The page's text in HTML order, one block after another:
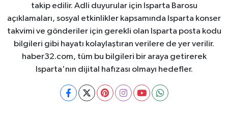
takip edilir. Adli duyurular için Isparta Barosu
açıklamaları, sosyal etkinlikler kapsamında Isparta konser
takvimi ve gönderiler için gerekli olan Isparta posta kodu
bilgileri gibi hayatı kolaylaştıran verilere de yer verilir.
haber32.com, tüm bu bilgileri bir araya getirerek
Isparta'nın dijital hafızası olmayı hedefler.